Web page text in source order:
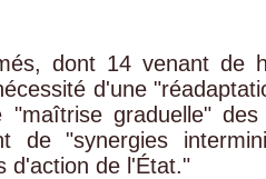
dont 14 venant de
d'une
"maîtrise graduelle"
de "synergies
d'action de l'État."